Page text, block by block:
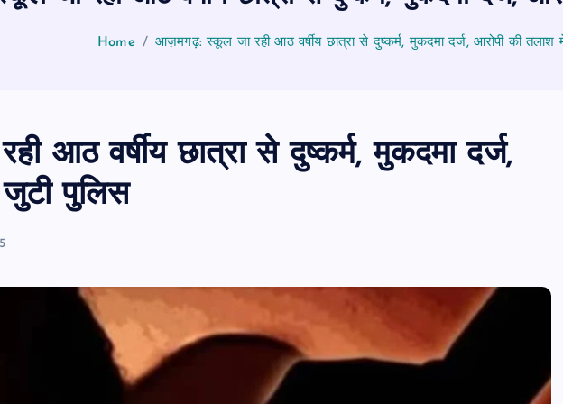
Home आज़मगढ़: स्कूल जा रही आठ वर्षीय छात्रा से दुष्कर्म, मुकदमा दर्ज, आरोपी की तलाश
आठ वर्षीय छात्रा से दुष्कर्म, मुकदमा दर्ज,
पुलिस
डॉ. धनन्जय पाण्डेय बने अध्यक्ष, डॉ. अलेन्द्र
सचिव निर्विरोध निर्वाचित
news8pmtoday August 6, 2026